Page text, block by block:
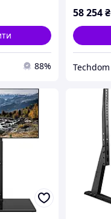
88%
58 254₴
Techdom